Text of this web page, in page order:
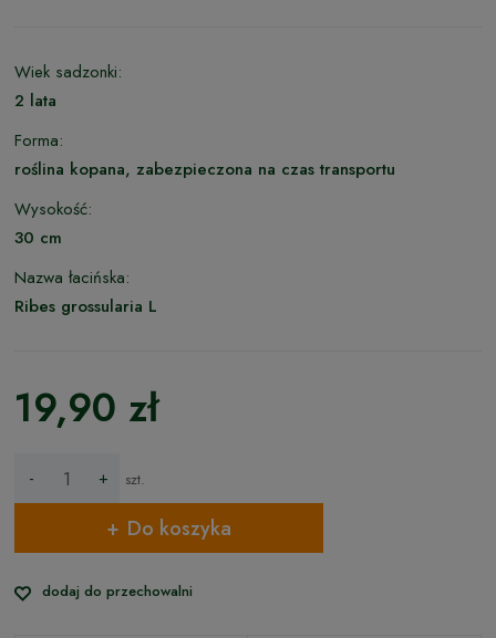
Wiek sadzonki:
2 lata
Forma:
roślina kopana, zabezpieczona na czas transportu
Wysokość:
30 cm
Nazwa łacińska:
Ribes grossularia L
19,90 zł
- + szt.
Do koszyka
dodaj do przechowalni